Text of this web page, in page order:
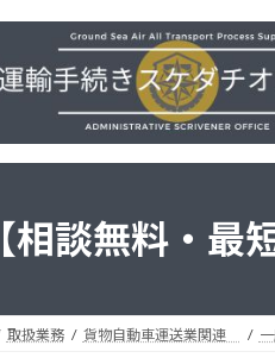
【相談無料・
取扱業務 貨物自動車運送業関連